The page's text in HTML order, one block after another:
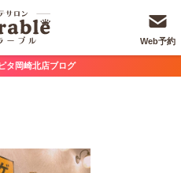
タ岡崎北店ブログ
Web予約